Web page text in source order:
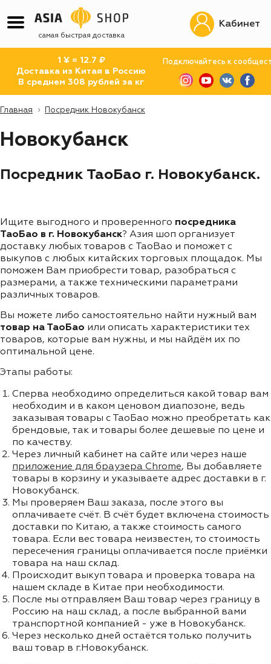
самая быстрая доставка
1 ¥ = 12.7 ₽
Доставка из Китая в Россию
В среднем 308 рублей за кг
Подключайтесь к
Кабинет
Главная Посредник Новокубанск
Новокубанск
Посредник ТаоБао г. Новокубанск.
Ищите выгодного и проверенного посредника
ТаоБао в г. Новокубанск? Азия шоп организует
доставку любых товаров с TaoBao и поможет с
выкупов с любых китайских торговых площадок. Мы
поможем Вам приобрести товар, разобраться с
размерами, а также техническими параметрами
различных товаров.
Вы можете либо самостоятельно найти нужный вам
товар на ТаоБао или описать характеристики тех
товаров, которые вам нужны, и мы найдём их по
оптимальной цене.
Этапы работы:
Сперва необходимо определиться какой товар вам
необходим и в каком ценовом диапозоне, ведь
заказывая товары с ТаоБао можно преобретать как
брендовые, так и товары более дешевые по цене и
по качеству.
Через личный кабинет на сайте или через наше
приложение для браузера Chrome, Вы добавляете
товары в корзину и указываете адрес доставки в г.
Новокубанск.
Мы проверяем Ваш заказа, после этого вы
оплачиваете счёт. В счёт будет включена стоимость
доставки по Китаю, а также стоимость самого
товара. Если вес товара неизвестен, то стоимость
пересечения границы оплачивается после приёмки
товара на наш склад.
Происходит выкуп товара и проверка товара на
нашем складе в Китае при необходимости.
После мы отправляем Ваш товар через границу в
Россию на наш склад, а после выбранной вами
транспортной компанией - уже в Новокубанск.
Через несколько дней остаётся только получить
ваш товар в г.Новокубанск.